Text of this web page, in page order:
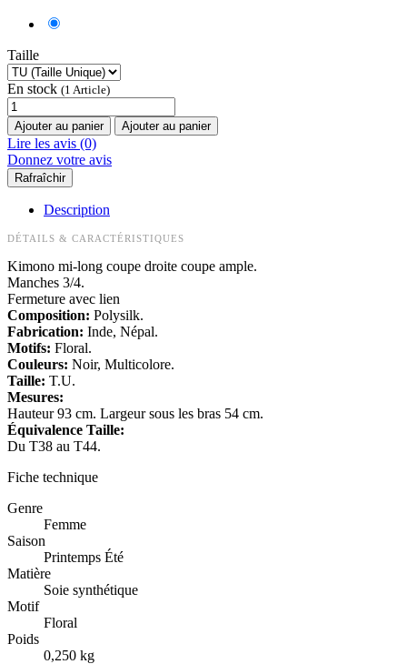
Taille
En stock (1 Article)
Ajouter au panier Ajouter au panier
Lire les avis (0)
Donnez votre avis
Description
DÉTAILS & CARACTÉRISTIQUES
Kimono mi-long coupe droite coupe ample.
Manches 3/4.
Fermeture avec lien
Composition: Polysilk.
Fabrication: Inde, Népal.
Motifs: Floral.
Couleurs: Noir, Multicolore.
Taille: T.U.
Mesures:
Hauteur 93 cm. Largeur sous les bras 54 cm.
Équivalence Taille:
Du T38 au T44.
Fiche technique
Genre
Femme
Saison
Printemps Été
Matière
Soie synthétique
Motif
Floral
Poids
0,250 kg